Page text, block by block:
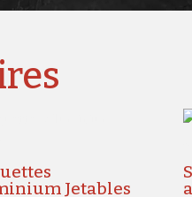
Jetables